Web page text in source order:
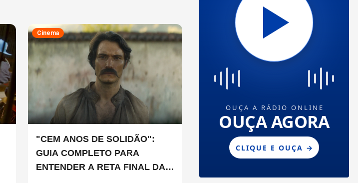
Cinema
"CEM ANOS DE SOLIDÃO":
GUIA COMPLETO PARA
ENTENDER A RETA FINAL DA